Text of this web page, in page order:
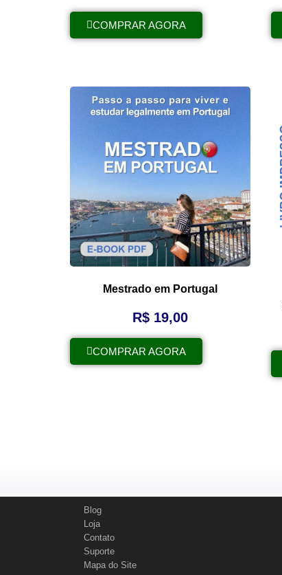
COMPRAR AGORA
Mestrado em Portugal
R$19,00
COMPRAR AGORA
Blog
Loja
Contato
Suporte
Mapa do Site